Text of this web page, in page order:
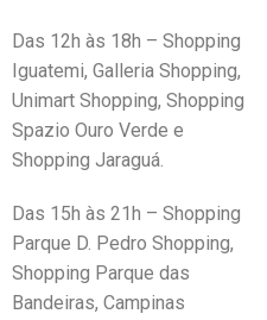
Das 12h às 18h – Shopping
Iguatemi, Galleria Shopping,
Unimart Shopping, Shopping
Spazio Ouro Verde e
Shopping Jaraguá.
Das 15h às 21h – Shopping
Parque D. Pedro Shopping,
Shopping Parque das
Bandeiras, Campinas